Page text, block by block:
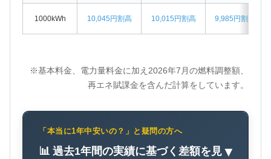
1000kWh 10,045円割高 10,015円割高 9,985円割高
※基本料金、電力量料金に加え2026年7月の燃料調整額、
再エネ賦課金を含んだ計算をしています。
「本当に1年中安いの？」と疑問の方へ
📊 過去1年間の実績に基づく差額を見▼